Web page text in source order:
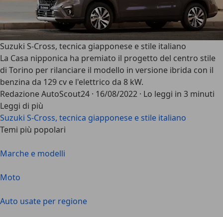
Suzuki S-Cross, tecnica giapponese e stile italiano
La Casa nipponica ha premiato il progetto del centro stile
di Torino per rilanciare il modello in versione ibrida con il
benzina da 129 cv e l'elettrico da 8 kW.
Redazione AutoScout24 · 16/08/2022 · Lo leggi in 3 minuti
Leggi di più
Suzuki S-Cross, tecnica giapponese e stile italiano
Temi più popolari
Marche e modelli
Moto
Auto usate per regione